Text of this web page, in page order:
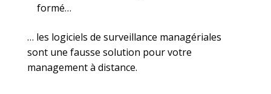
formé…
… les logiciels de surveillance managériales
sont une fausse solution pour votre
management à distance.